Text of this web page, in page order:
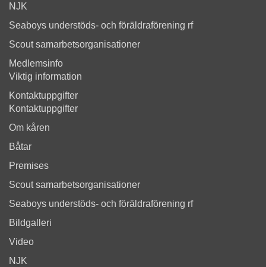
NJK
Seaboys understöds- och föräldraförening rf
Scout samarbetsorganisationer
Medlemsinfo
Viktig information
Kontaktuppgifter
Kontaktuppgifter
Om kåren
Båtar
Premises
Scout samarbetsorganisationer
Seaboys understöds- och föräldraförening rf
Bildgalleri
Video
NJK